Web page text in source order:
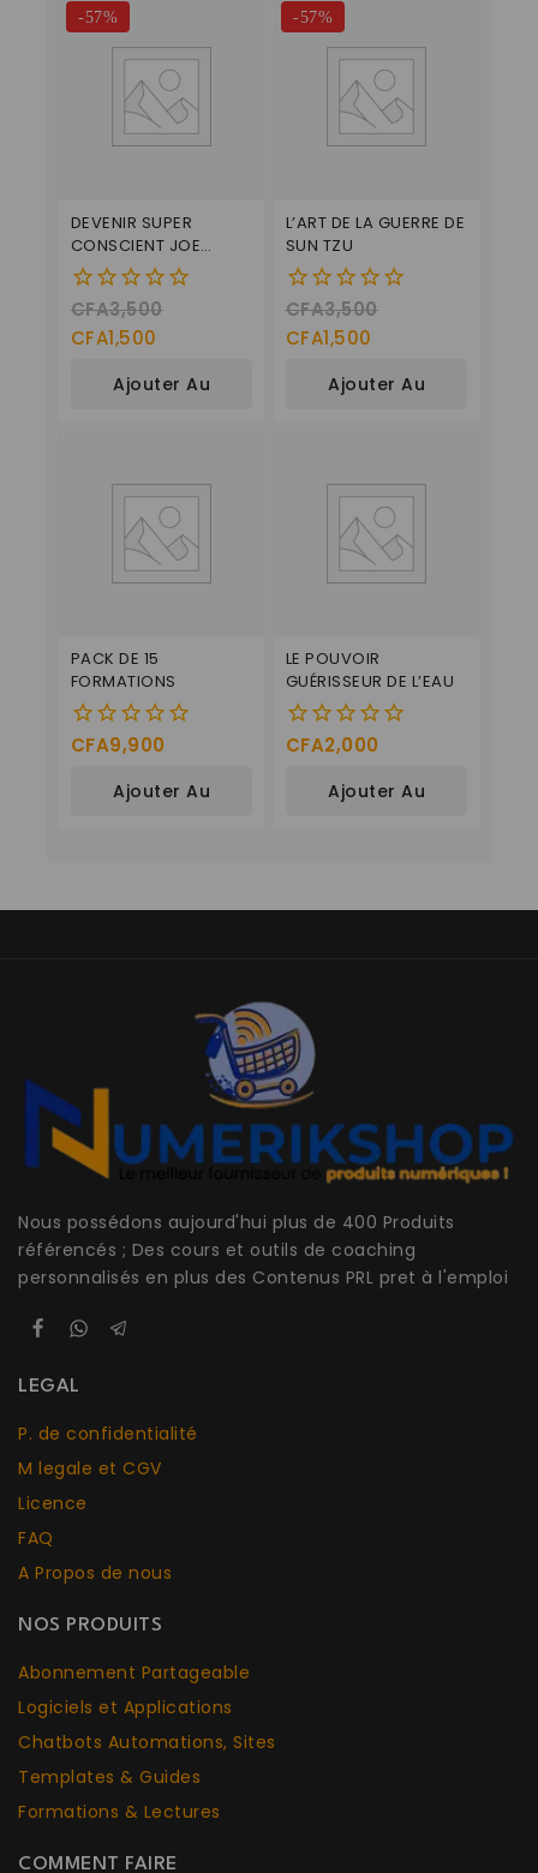
-57%
DEVENIR SUPER
CONSCIENT JOE
DISPENZA
0
de
CFA3,500
CFA1,500
Ajouter Au
-57%
L’ART DE LA GUERRE DE
SUN TZU
0
de
CFA3,500
CFA1,500
Ajouter Au
PACK DE 15
FORMATIONS
0
CFA9,900
Ajouter Au
LE POUVOIR
GUÉRISSEUR DE L’EAU
0
CFA2,000
Ajouter Au
Nous possédons aujourd'hui plus de 400 Produits
référencés ; Des cours et outils de coaching
personnalisés en plus des Contenus PRL pret à l'emploi
LEGAL
P. de confidentialité
M legale et CGV
Licence
FAQ
A Propos de nous
NOS PRODUITS
Abonnement Partageable
Logiciels et Applications
Chatbots Automations, Sites
Templates & Guides
Formations & Lectures
COMMENT FAIRE